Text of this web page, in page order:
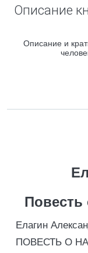
Описание
Описание и
Повесть
Елагин
ПОВЕСТЬ О